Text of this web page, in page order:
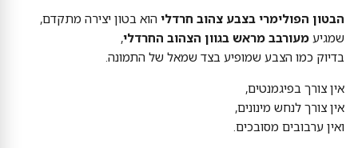
הבטון הפולימרי בצבע צהוב חרדלי הוא בטון יצירה מתקדם,
שמגיע מעורבב מראש בגוון הצהוב החרדלי,
בדיוק כמו הצבע שמופיע בצד שמאל של התמונה.
אין צורך בפיגמנטים,
אין צורך לנחש מינונים,
ואין ערבובים מסובכים.